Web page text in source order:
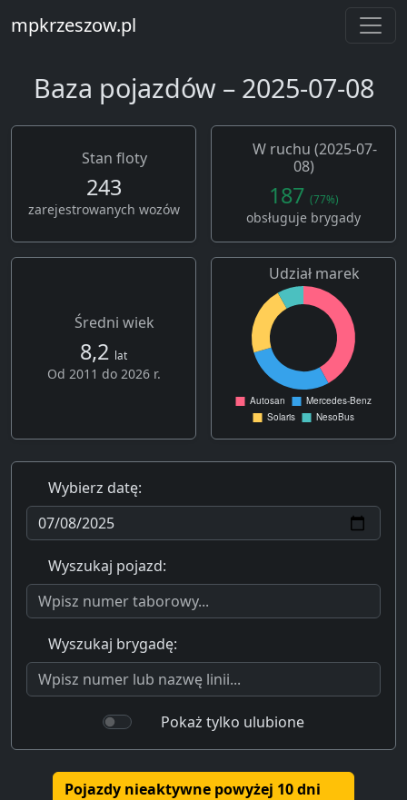
mpkrzeszow.pl
Baza pojazdów – 2025-07-08
Stan floty
243
zarejestrowanych wozów
W ruchu (2025-07-
08)
187 (77%)
obsługuje brygady
Średni wiek
8,2 lat
Od 2011 do 2026 r.
Udział marek
Wybierz datę:
Wyszukaj pojazd:
Wyszukaj brygadę:
Pokaż tylko ulubione
Pojazdy nieaktywne powyżej 10 dni